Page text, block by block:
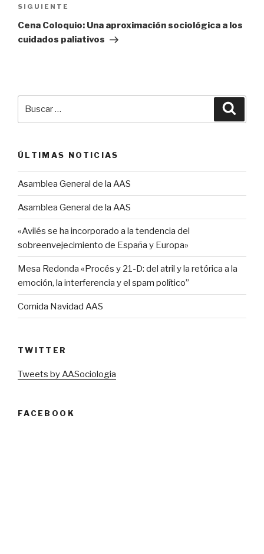
Siguiente
entrada
SIGUIENTE
Cena Coloquio: Una aproximación sociológica a los
cuidados paliativos
ÚLTIMAS NOTICIAS
Asamblea General de la AAS
Asamblea General de la AAS
«Avilés se ha incorporado a la tendencia del
sobreenvejecimiento de España y Europa»
Mesa Redonda «Procés y 21-D: del atril y la retórica a la
emoción, la interferencia y el spam político”
Comida Navidad AAS
TWITTER
Tweets by AASociologia
FACEBOOK